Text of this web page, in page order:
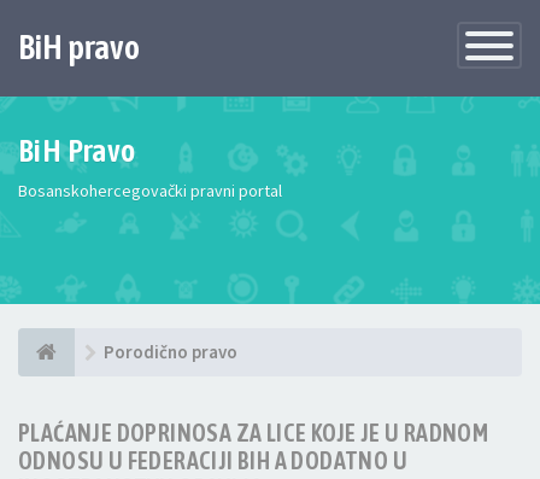
Toggle
BiH pravo
BiH Pravo
Bosanskohercegovački pravni portal
Porodično pravo
PLAĆANJE DOPRINOSA ZA LICE KOJE JE U RADNOM
ODNOSU U FEDERACIJI BIH A DODATNO U